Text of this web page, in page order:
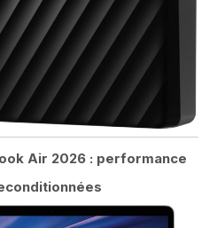
Air 2026 : performance